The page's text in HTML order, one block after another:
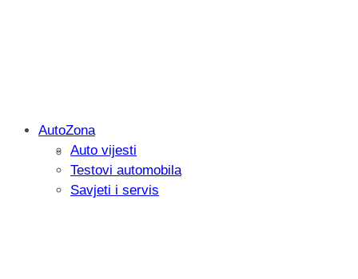
Savjetujemo: Što učiniti kada vaš
AutoZona
Auto vijesti
Testovi automobila
Savjeti i servis